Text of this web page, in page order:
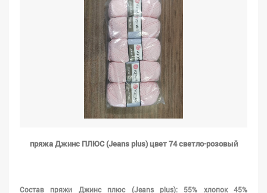
пряжа Джинс ПЛЮС (Jeans plus) цвет 74 светло-розовый
Состав пряжи Джинс плюс (Jeans plus): 55% хлопок 45%